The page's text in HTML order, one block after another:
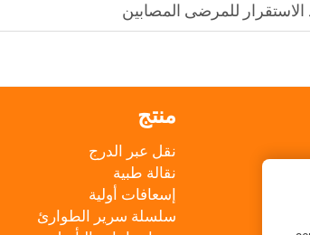
للمرضى المصابين
منتج
نقل عبر الدرج
نقالة طبية
إسعافات أولية
سلسلة سرير الطوارئ